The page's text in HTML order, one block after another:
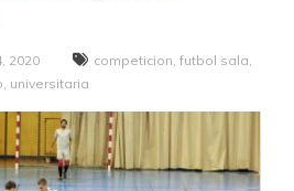
2020 competicion, futbol sala,
, universitaria